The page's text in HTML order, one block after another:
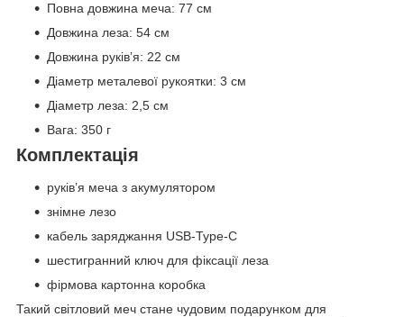
Повна довжина меча: 77 см
Довжина леза: 54 см
Довжина руків’я: 22 см
Діаметр металевої рукоятки: 3 см
Діаметр леза: 2,5 см
Вага: 350 г
Комплектація
руків’я меча з акумулятором
знімне лезо
кабель заряджання USB-Type-C
шестигранний ключ для фіксації леза
фірмова картонна коробка
Такий світловий меч стане чудовим подарунком для